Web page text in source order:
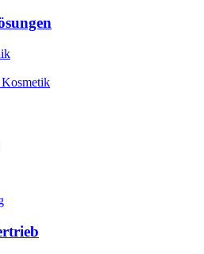
Kosmetik